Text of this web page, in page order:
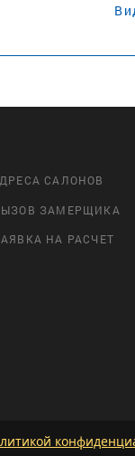
САЛОНОВ
ЗАМЕРЩИКА
НА РАСЧЕТ